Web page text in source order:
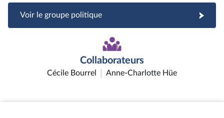
Voir le groupe politique
Collaborateurs
Cécile Bourrel Anne-Charlotte Hüe